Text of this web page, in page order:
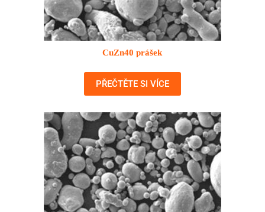
CuZn40 prášek
PŘEČTĚTE SI VÍCE